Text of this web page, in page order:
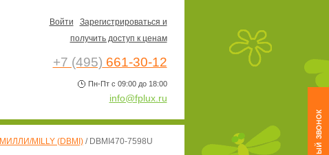
МИЛЛИ/MILLY (DBMI)/ DBMI470-7598U
Войти
Зарегистрироваться и
получить доступ к ценам
+7 (495) 661-30-12
Пн-Пт с 09:00 до 18:00
info@fplux.ru